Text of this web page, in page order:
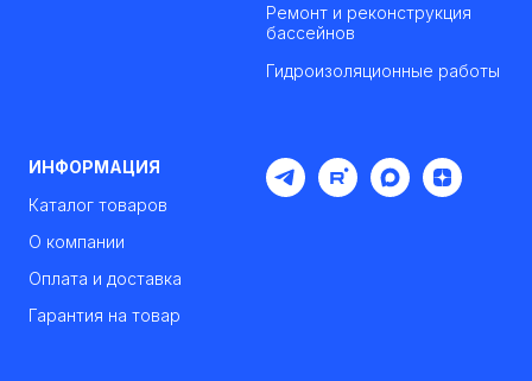
Ремонт и реконструкция
бассейнов
Гидроизоляционные работы
ИНФОРМАЦИЯ
Каталог товаров
О компании
Оплата и доставка
Гарантия на товар